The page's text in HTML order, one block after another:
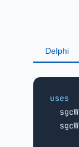
Delphi
uses